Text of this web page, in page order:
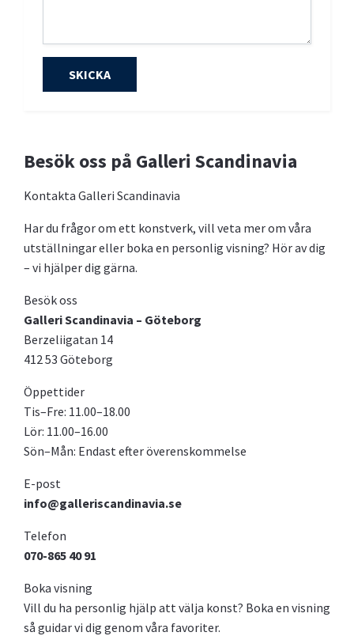
SKICKA
Besök oss på Galleri Scandinavia
Kontakta Galleri Scandinavia
Har du frågor om ett konstverk, vill veta mer om våra
utställningar eller boka en personlig visning? Hör av dig
– vi hjälper dig gärna.
Besök oss
Galleri Scandinavia – Göteborg
Berzeliigatan 14
412 53 Göteborg
Öppettider
Tis–Fre: 11.00–18.00
Lör: 11.00–16.00
Sön–Mån: Endast efter överenskommelse
E-post
info@galleriscandinavia.se
Telefon
070-865 40 91
Boka visning
Vill du ha personlig hjälp att välja konst? Boka en visning
så guidar vi dig genom våra favoriter.